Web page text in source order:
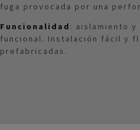
fuga provocada por una
Funcionalidad : aislamiento y
funcional. Instalación fácil y
prefabricadas.